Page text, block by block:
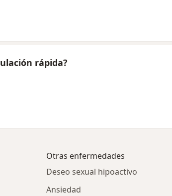
rápida?
Otras enfermedades
Deseo sexual hipoactivo
Ansiedad